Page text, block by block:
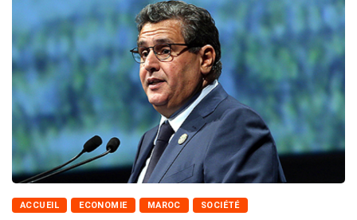
ACCUEIL ECONOMIE MAROC SOCIÉTÉ